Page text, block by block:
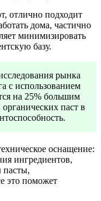
отлично подходит
дома, частично
минимизировать
базу.
рынка
с использованием
на 25% большим
паст в
оснащение:
ингредиентов,
пасты,
это поможет